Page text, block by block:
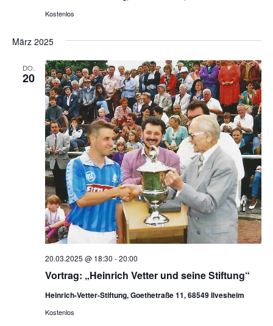
Kostenlos
März 2025
DO.
20
Vortrag: „Heinrich Vetter und seine Stiftung“
20.03.2025 @ 18:30 -20:00
Heinrich-Vetter-Stiftung, Goethetraße 11, 68549 Ilvesheim
Kostenlos